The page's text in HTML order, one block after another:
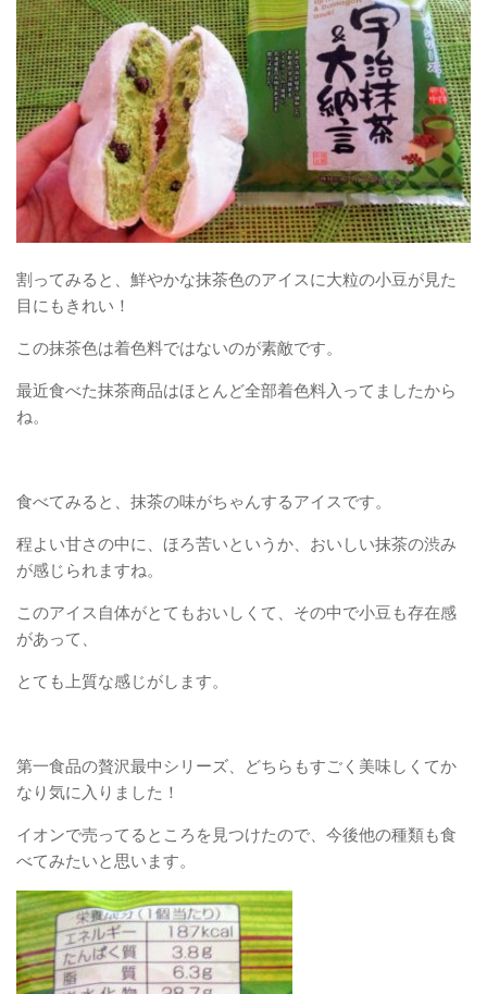
割ってみると、鮮やかな抹茶色のアイスに大粒の小豆が見た
目にもきれい！
この抹茶色は着色料ではないのが素敵です。
最近食べた抹茶商品はほとんど全部着色料入ってましたから
ね。
食べてみると、抹茶の味がちゃんするアイスです。
程よい甘さの中に、ほろ苦いというか、おいしい抹茶の渋み
が感じられますね。
このアイス自体がとてもおいしくて、その中で小豆も存在感
があって、
とても上質な感じがします。
第一食品の贅沢最中シリーズ、どちらもすごく美味しくてか
なり気に入りました！
イオンで売ってるところを見つけたので、今後他の種類も食
べてみたいと思います。